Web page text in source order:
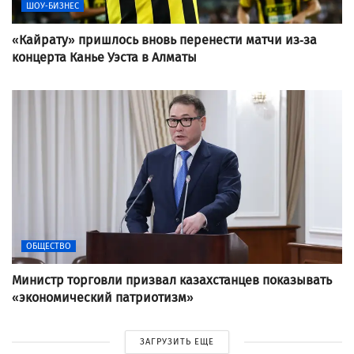
ШОУ-БИЗНЕС
«Кайрату» пришлось вновь перенести матчи из-за
концерта Канье Уэста в Алматы
ОБЩЕСТВО
Министр торговли призвал казахстанцев показывать
«экономический патриотизм»
ЗАГРУЗИТЬ ЕЩЕ